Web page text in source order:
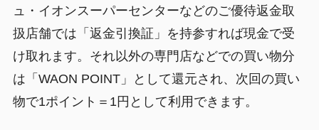
ュ・イオンスーパーセンターなどのご優待返金取
扱店舗では「返金引換証」を持参すれば現金で受
け取れます。それ以外の専門店などでの買い物分
は「WAON POINT」として還元され、次回の買い
物で1ポイント＝1円として利用できます。